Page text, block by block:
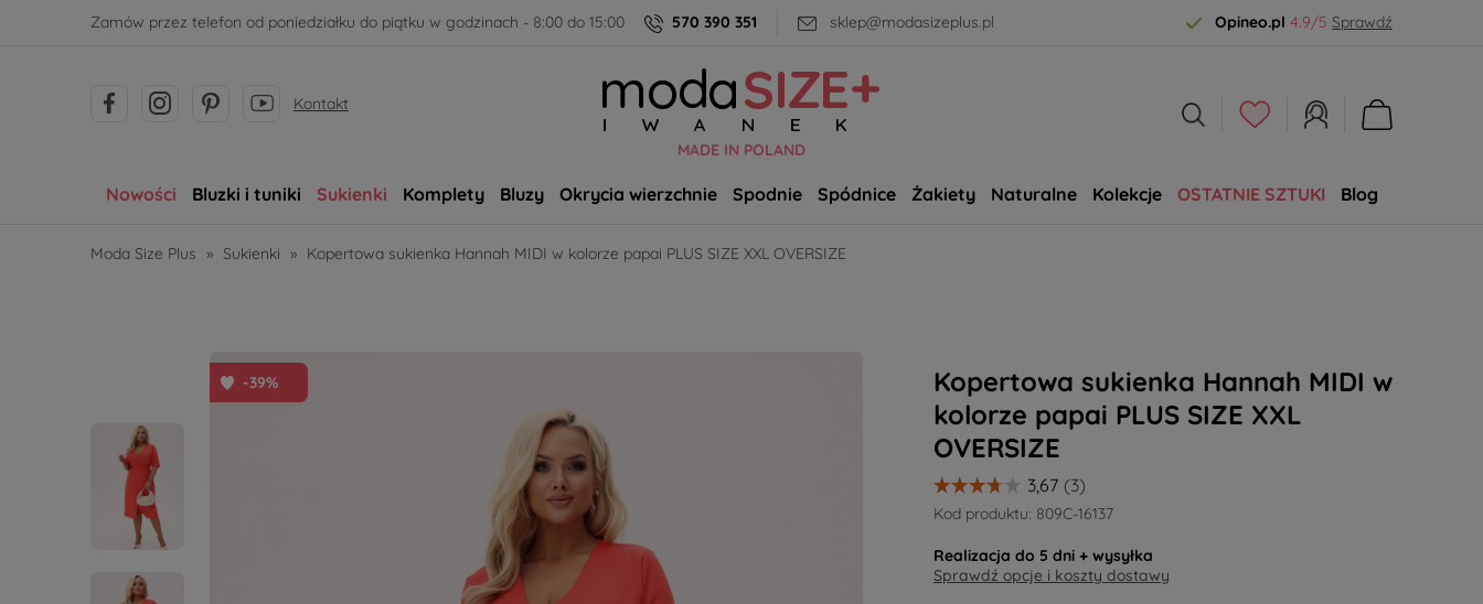
Zamów przez telefon od poniedziałku do piątku w godzinach - 8:00 do 15:00 570 390 351 sklep@modasizeplus.pl Opineo.pl 4.9/5 Sprawdź
Kontakt
MADE IN POLAND
Nowości Bluzki i tuniki Sukienki Komplety Bluzy Okrycia wierzchnie Spodnie Spódnice Żakiety Naturalne Kolekcje OSTATNIE SZTUKI
Blog
Moda Size Plus » Sukienki » Kopertowa sukienka Hannah MIDI w kolorze papai PLUS SIZE XXL OVERSIZE
-39%
Kopertowa sukienka Hannah MIDI w
kolorze papai PLUS SIZE XXL
OVERSIZE
Kod produktu: 809C-16137
Realizacja do 5 dni + wysyłka
Sprawdź opcje i koszty dostawy